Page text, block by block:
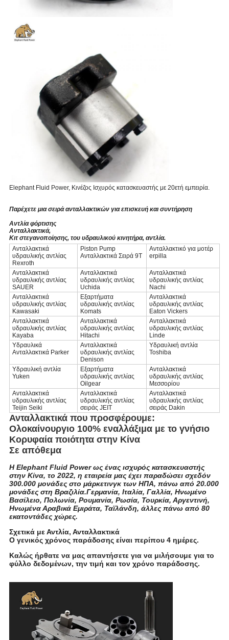
Elephant Fluid Power, Κινέζος Ισχυρός κατασκευαστής με 20ετή εμπειρία.
Παρέχετε μια σειρά ανταλλακτικών για επισκευή και συντήρηση
Αντλία φόρτισης
Ανταλλακτικά,
Κιτ στεγανοποίησης, του υδραυλικού κινητήρα, αντλία.
Ανταλλακτικά
υδραυλικής αντλίας
Rexroth
Piston Pump
Ανταλλακτικά Σειρά 9T
Ανταλλακτικό για μοτέρ
erpilla
Ανταλλακτικά
υδραυλικής αντλίας
SAUER
Ανταλλακτικά
υδραυλικής αντλίας
Uchida
Ανταλλακτικά
υδραυλικής αντλίας
Nachi
Ανταλλακτικά
υδραυλικής αντλίας
Kawasaki
Εξαρτήματα
υδραυλικής αντλίας
Komats
Ανταλλακτικά
υδραυλικής αντλίας
Eaton Vickers
Ανταλλακτικά
υδραυλικής αντλίας
Kayaba
Ανταλλακτικά
υδραυλικής αντλίας
Hitachi
Ανταλλακτικά
υδραυλικής αντλίας
Linde
Υδραυλικά
Ανταλλακτικά Parker
Ανταλλακτικά
υδραυλικής αντλίας
Denison
Υδραυλική αντλία
Toshiba
Υδραυλική αντλία
Yuken
Εξαρτήματα
υδραυλικής αντλίας
Oilgear
Ανταλλακτικά
υδραυλικής αντλίας
Μεσσορίου
Ανταλλακτικά
υδραυλικής αντλίας
Teijin Seiki
Ανταλλακτικά
υδραυλικής αντλίας
σειράς JEIT
Ανταλλακτικά
υδραυλικής αντλίας
σειράς Dakin
Ανταλλακτικά που προσφέρουμε:
Ολοκαίνουργιο 100% εναλλάξιμα με το γνήσιο
Κορυφαία ποιότητα στην Κίνα
Σε απόθεμα
Η Elephant Fluid Power ως ένας ισχυρός κατασκευαστής
στην Κίνα, το 2022, η εταιρεία μας έχει παραδώσει σχεδόν
300.000 μονάδες στο μάρκετινγκ των ΗΠΑ, πάνω από 20.000
μονάδες στη Βραζιλία.Γερμανία, Ιταλία, Γαλλία, Ηνωμένο
Βασίλειο, Πολωνία, Ρουμανία, Ρωσία, Τουρκία, Αργεντινή,
Ηνωμένα Αραβικά Εμιράτα, Ταϊλάνδη, άλλες πάνω από 80
εκατοντάδες χώρες.
Σχετικά με Αντλία, Ανταλλακτικά
Ο γενικός χρόνος παράδοσης είναι περίπου 4 ημέρες.
Καλώς ήρθατε να μας απαντήσετε για να μιλήσουμε για το
φύλλο δεδομένων, την τιμή και τον χρόνο παράδοσης.